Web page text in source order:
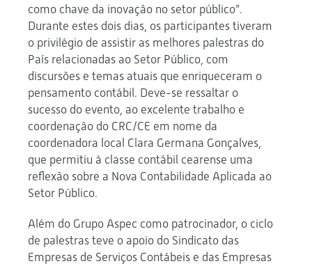
como chave da inovação no setor público”.
Durante estes dois dias, os participantes tiveram
o privilégio de assistir as melhores palestras do
País relacionadas ao Setor Público, com
discursões e temas atuais que enriqueceram o
pensamento contábil. Deve-se ressaltar o
sucesso do evento, ao excelente trabalho e
coordenação do CRC/CE em nome da
coordenadora local Clara Germana Gonçalves,
que permitiu à classe contábil cearense uma
reflexão sobre a Nova Contabilidade Aplicada ao
Setor Público.
Além do Grupo Aspec como patrocinador, o ciclo
de palestras teve o apoio do Sindicato das
Empresas de Serviços Contábeis e das Empresas